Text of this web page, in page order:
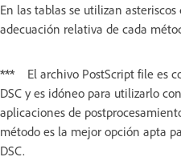
En las tablas se utilizan
adecuación relativa de cada
***
El archivo PostScript file es
DSC y es idóneo para utilizarlo
aplicaciones de
método es la mejor opción apta
DSC.